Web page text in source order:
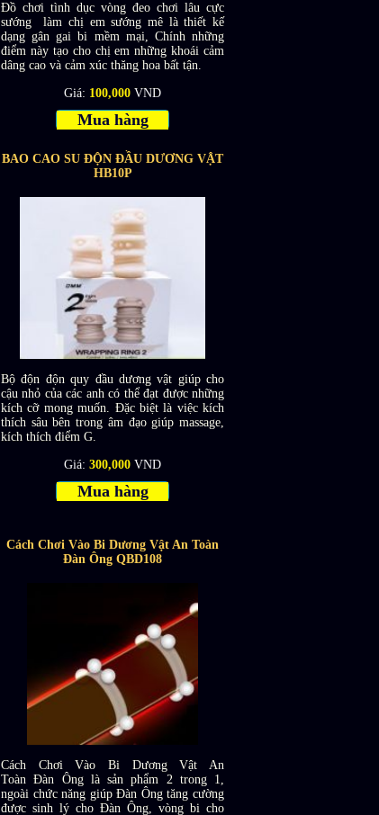
Đồ chơi tình dục vòng đeo chơi lâu cực
sướng làm chị em sướng mê là thiết kế
dạng gân gai bi mềm mại, Chính những
điểm này tạo cho chị em những khoái cảm
dâng cao và cảm xúc thăng hoa bất tận.
Giá: 100,000 VND
Mua hàng
BAO CAO SU ĐỘN ĐẦU DƯƠNG VẬT
HB10P
Bộ độn độn quy đầu dương vật giúp cho
cậu nhỏ của các anh có thể đạt được những
kích cỡ mong muốn. Đặc biệt là việc kích
thích sâu bên trong âm đạo giúp massage,
kích thích điểm G.
Giá: 300,000 VND
Mua hàng
Cách Chơi Vào Bi Dương Vật An Toàn
Đàn Ông QBD108
Cách Chơi Vào Bi Dương Vật An
Toàn Đàn Ông là sản phẩm 2 trong 1,
ngoài chức năng giúp Đàn Ông tăng cường
được sinh lý cho Đàn Ông, vòng bi cho